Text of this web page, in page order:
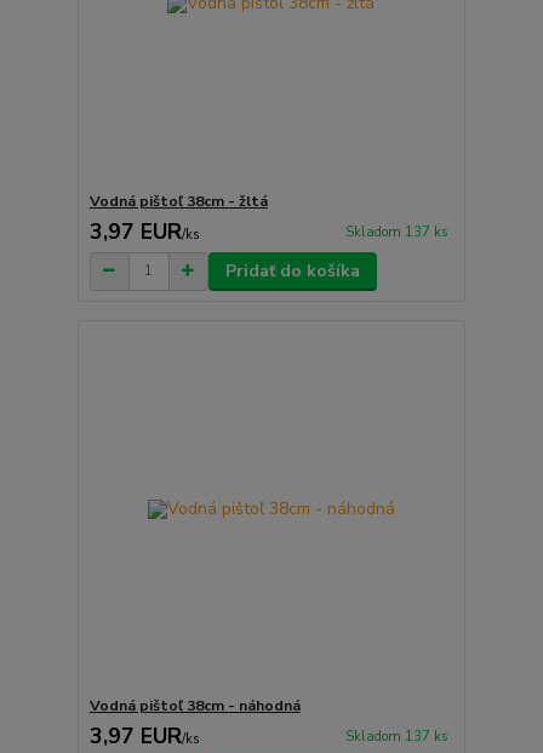
Vodná pištoľ 38cm - žltá
3,97 EUR/ks Skladom 137 ks
Pridať do košíka
Vodná pištoľ 38cm - náhodná
3,97 EUR/ks Skladom 137 ks